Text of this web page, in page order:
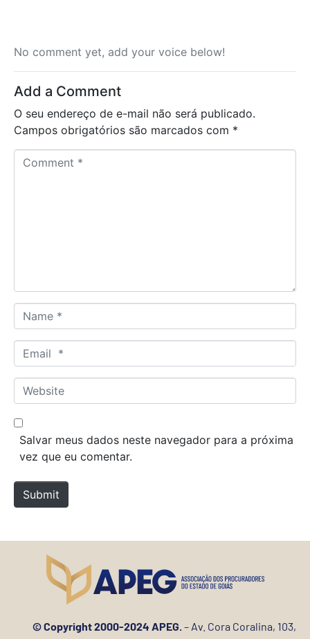
No comment yet, add your voice below!
Add a Comment
O seu endereço de e-mail não será publicado.
Campos obrigatórios são marcados com *
a
m
*
m
a
*
W
e
b
e
Salvar meus dados neste navegador para a próxima
vez que eu comentar.
Submit
© Copyright 2000-2024 APEG.– Av. Cora Coralina, 103,